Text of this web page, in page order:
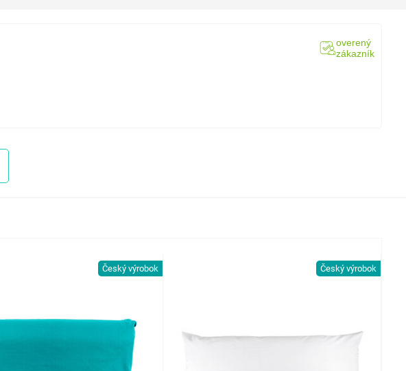
overený
zákazník
Český výrobok Český výrobok